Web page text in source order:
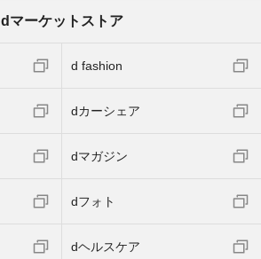
dマーケットストア
d fashion
dカーシェア
dマガジン
dフォト
dヘルスケア